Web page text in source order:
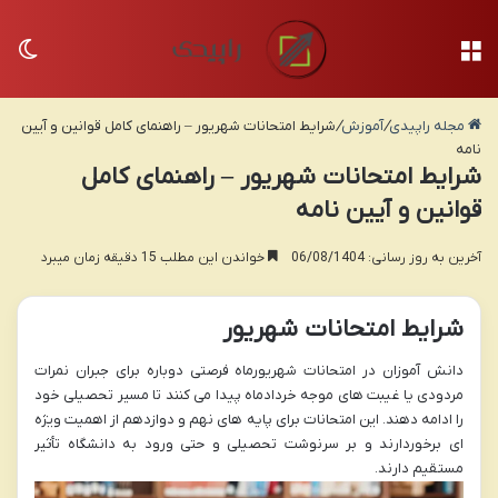
مجله راپیدی/آموزش/شرایط امتحانات شهریور – راهنمای کامل قوانین و آیین
نامه
شرایط امتحانات شهریور – راهنمای کامل
قوانین و آیین نامه
آخرین به روز رسانی: 06/08/1404 خواندن این مطلب 15 دقیقه زمان میبرد
شرایط امتحانات شهریور
دانش آموزان در امتحانات شهریورماه فرصتی دوباره برای جبران نمرات
مردودی یا غیبت های موجه خردادماه پیدا می کنند تا مسیر تحصیلی خود
را ادامه دهند. این امتحانات برای پایه های نهم و دوازدهم از اهمیت ویژه
ای برخوردارند و بر سرنوشت تحصیلی و حتی ورود به دانشگاه تأثیر
مستقیم دارند.